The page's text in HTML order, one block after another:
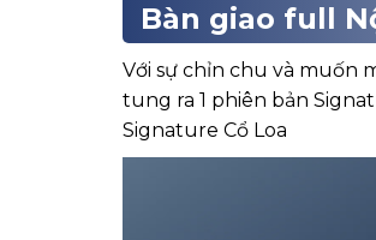
Bàn giao full
Với sự chỉn chu và muốn
tung ra 1 phiên bản
Signature Cổ Loa